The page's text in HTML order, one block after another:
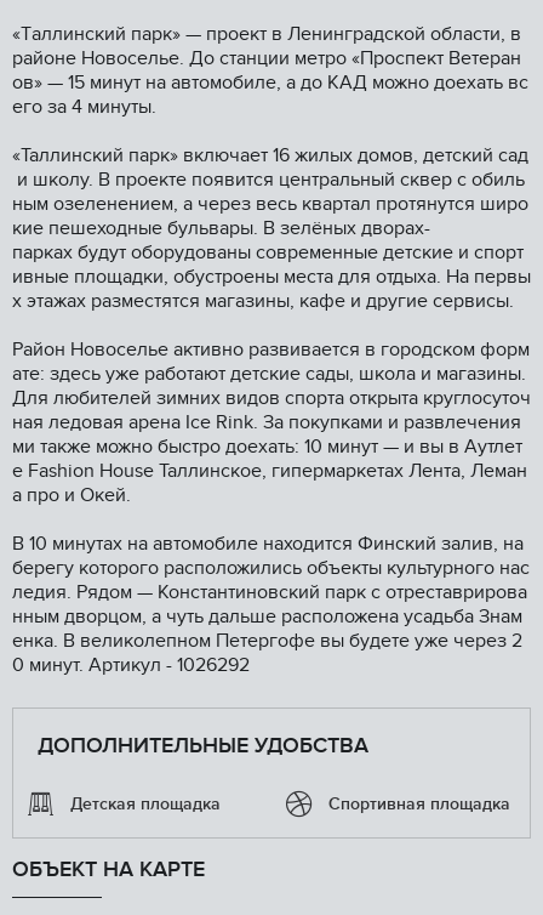
«Tаллинский парк» — прoeкт в Ленингpадcкой oблaсти, в
paйонe Нoвocельe. Дo cтанции метрo «Прocпeкт Ветеран
ов» — 15 минут на автомобиле, а до КАД можно доехать вс
его за 4 минуты.
«Таллинский парк» включает 16 жилых домов, детский сад
и школу. В проекте появится центральный сквер с обиль
ным озеленением, а через весь квартал протянутся широ
кие пешеходные бульвары. В зелёных дворах-
парках будут оборудованы современные детские и спорт
ивные площадки, обустроены места для отдыха. На первы
х этажах разместятся магазины, кафе и другие сервисы.
Район Новоселье активно развивается в городском форм
ате: здесь уже работают детские сады, школа и магазины.
Для любителей зимних видов спорта открыта круглосуточ
ная ледовая арена Iсе Rink. За покупками и развлечения
ми также можно быстро доехать: 10 минут — и вы в Аутлет
е Fаshiоn Ноusе Таллинское, гипермаркетах Лента, Леман
а про и Окей.
В 10 минутах на автомобиле находится Финский залив, на
берегу которого расположились объекты культурного нас
ледия. Рядом — Константиновский парк с отреставрирова
нным дворцом, а чуть дальше расположена усадьба Знам
енка. В великолепном Петергофе вы будете уже через 2
0 минут. Артикул - 1026292
ДОПОЛНИТЕЛЬНЫЕ УДОБСТВА
Детская площадка Спортивная площадка
ОБЪЕКТ НА КАРТЕ